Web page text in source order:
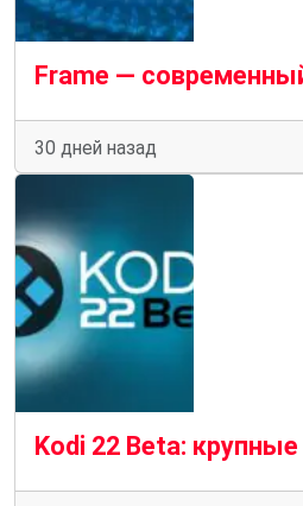
30 дней назад